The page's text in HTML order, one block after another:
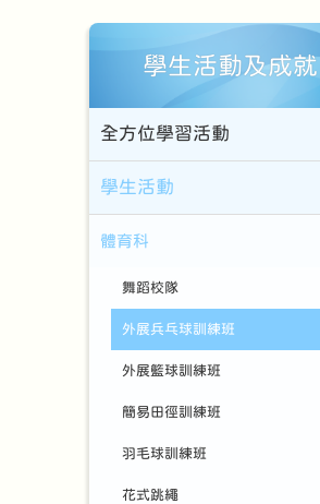
學生活動及成就
全方位學習活動
學生活動
體育科
舞蹈校隊
外展兵乓球訓練班
外展籃球訓練班
簡易田徑訓練班
羽毛球訓練班
花式跳繩